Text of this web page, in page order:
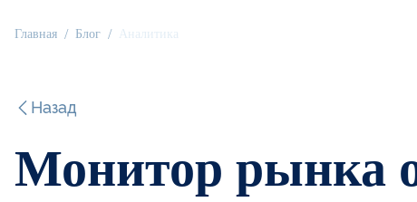
Главная Блог Аналитика
Назад
Монитор рынка